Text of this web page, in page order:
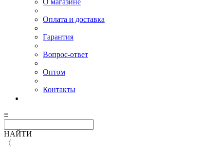
О магазине
Оплата и доставка
Гарантия
Вопрос-ответ
Оптом
Контакты
≡
НАЙТИ
〈